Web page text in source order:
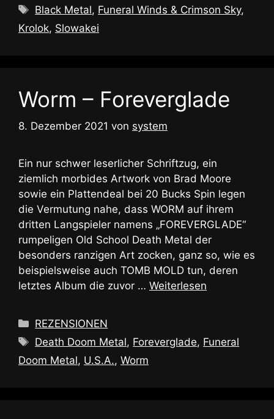
Schlagwörter
Black Metal, Funeral Winds & Crimson Sky,
Krolok, Slowakei
Worm – Foreverglade
8. Dezember 2021 von system
Ein nur schwer leserlicher Schriftzug, ein
ziemlich morbides Artwork von Brad Moore
sowie ein Plattendeal bei 20 Bucks Spin legen
die Vermutung nahe, dass WORM auf ihrem
dritten Langspieler namens „FOREVERGLADE“
rumpeligen Old School Death Metal der
besonders ranzigen Art zocken, ganz so, wie es
beispielsweise auch TOMB MOLD tun, deren
letztes Album die zuvor … Weiterlesen
Kategorien
REZENSIONEN
Schlagwörter
Death Doom Metal, Foreverglade, Funeral
Doom Metal, U.S.A., Worm